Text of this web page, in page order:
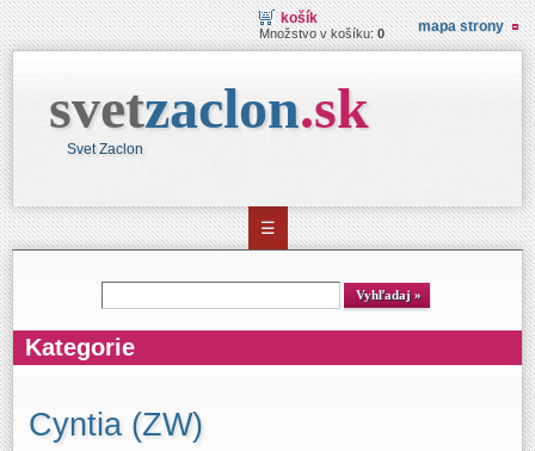
košík
Množstvo v košíku:0 mapa strony
svetzaclon.sk
Svet Zaclon
☰
Kategorie
Cyntia (ZW)